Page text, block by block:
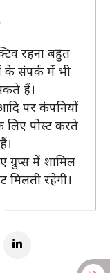
रहना बहुत
के संपर्क में भी
हैं।
पर कंपनियों
पोस्ट करते
ग्रुप्स में शामिल
रहेगी।